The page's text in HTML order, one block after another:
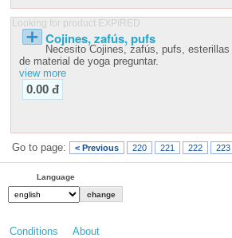
Looking for product EXPIRED
Cojines, zafús, pufs
Necesito Cojines, zafús, pufs,
de material de yoga preguntar.
view more
0.00 đ
Go to page: < Previous 220 221 222 223
Language
Conditions About